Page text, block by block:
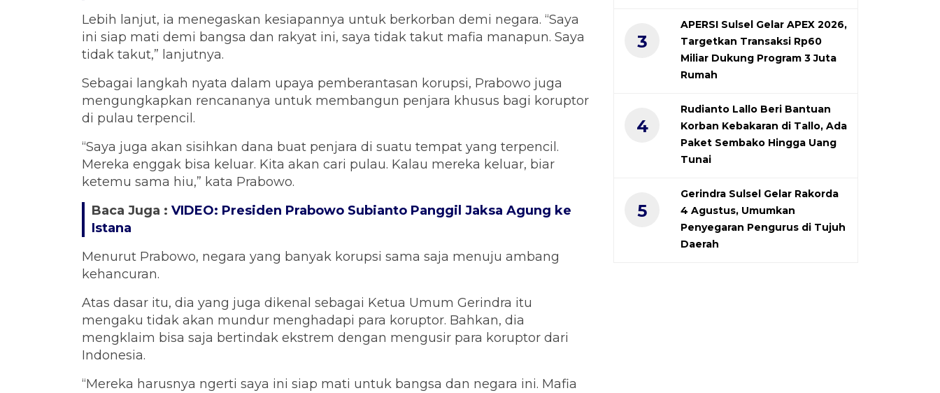
Lebih lanjut, ia menegaskan kesiapannya untuk berkorban demi negara. “Saya
ini siap mati demi bangsa dan rakyat ini, saya tidak takut mafia manapun. Saya
tidak takut,” lanjutnya.
Sebagai langkah nyata dalam upaya pemberantasan korupsi, Prabowo juga
mengungkapkan rencananya untuk membangun penjara khusus bagi koruptor
di pulau terpencil.
“Saya juga akan sisihkan dana buat penjara di suatu tempat yang terpencil.
Mereka enggak bisa keluar. Kita akan cari pulau. Kalau mereka keluar, biar
ketemu sama hiu,” kata Prabowo.
Baca Juga : VIDEO: Presiden Prabowo Subianto Panggil Jaksa Agung ke
Istana
Menurut Prabowo, negara yang banyak korupsi sama saja menuju ambang
kehancuran.
Atas dasar itu, dia yang juga dikenal sebagai Ketua Umum Gerindra itu
mengaku tidak akan mundur menghadapi para koruptor. Bahkan, dia
mengklaim bisa saja bertindak ekstrem dengan mengusir para koruptor dari
Indonesia.
“Mereka harusnya ngerti saya ini siap mati untuk bangsa dan negara ini. Mafia
3
APERSI Sulsel Gelar APEX 2026,
Targetkan Transaksi Rp60
Miliar Dukung Program 3 Juta
Rumah
4
Rudianto Lallo Beri Bantuan
Korban Kebakaran di Tallo, Ada
Paket Sembako Hingga Uang
Tunai
5
Gerindra Sulsel Gelar Rakorda
4 Agustus, Umumkan
Penyegaran Pengurus di Tujuh
Daerah